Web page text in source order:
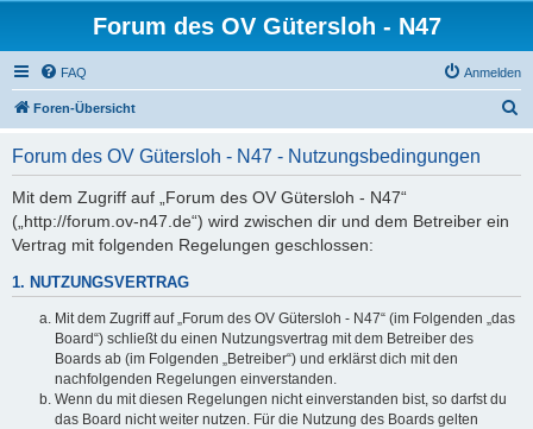
Forum des OV Gütersloh - N47
FAQ Anmelden
Foren-Übersicht
Forum des OV Gütersloh - N47 - Nutzungsbedingungen
Mit dem Zugriff auf „Forum des OV Gütersloh - N47“
(„http://forum.ov-n47.de“) wird zwischen dir und dem Betreiber ein
Vertrag mit folgenden Regelungen geschlossen:
1. NUTZUNGSVERTRAG
Mit dem Zugriff auf „Forum des OV Gütersloh - N47“ (im Folgenden „das
Board“) schließt du einen Nutzungsvertrag mit dem Betreiber des
Boards ab (im Folgenden „Betreiber“) und erklärst dich mit den
nachfolgenden Regelungen einverstanden.
Wenn du mit diesen Regelungen nicht einverstanden bist, so darfst du
das Board nicht weiter nutzen. Für die Nutzung des Boards gelten